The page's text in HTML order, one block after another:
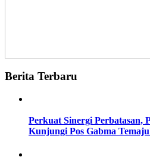
Berita Terbaru
Perkuat Sinergi Perbatasan,
Kunjungi Pos Gabma